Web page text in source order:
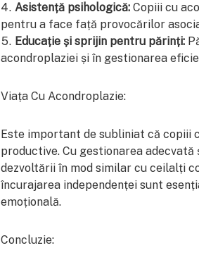
Asistență psihologică: Copiii cu
pentru a face față provocărilor
Educație și sprijin pentru părinți:
acondroplaziei și în gestionarea
Viața Cu Acondroplazie:
Este important de subliniat că copiii
productive. Cu gestionarea
dezvoltării în mod similar cu ceilalți
încurajarea independenței sunt
emoțională.
Concluzie: